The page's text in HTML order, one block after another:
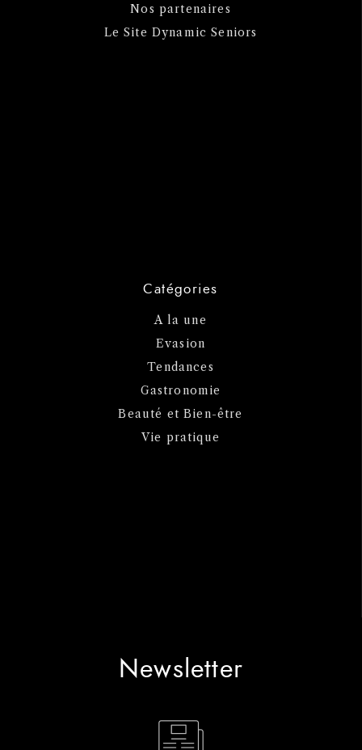
Nos partenaires
Le Site Dynamic Seniors
Catégories
A la une
Evasion
Tendances
Gastronomie
Beauté et Bien-être
Vie pratique
Newsletter